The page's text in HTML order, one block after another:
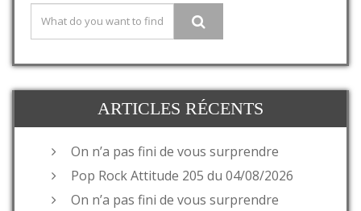
ARTICLES RÉCENTS
On n’a pas fini de vous surprendre
Pop Rock Attitude 205 du 04/08/2026
On n’a pas fini de vous surprendre